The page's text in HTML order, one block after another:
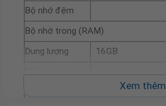
Bộ nhớ đệm
Bộ nhớ trong (RAM)
Dung lượng
16GB
Ổ cứng
Xem thêm